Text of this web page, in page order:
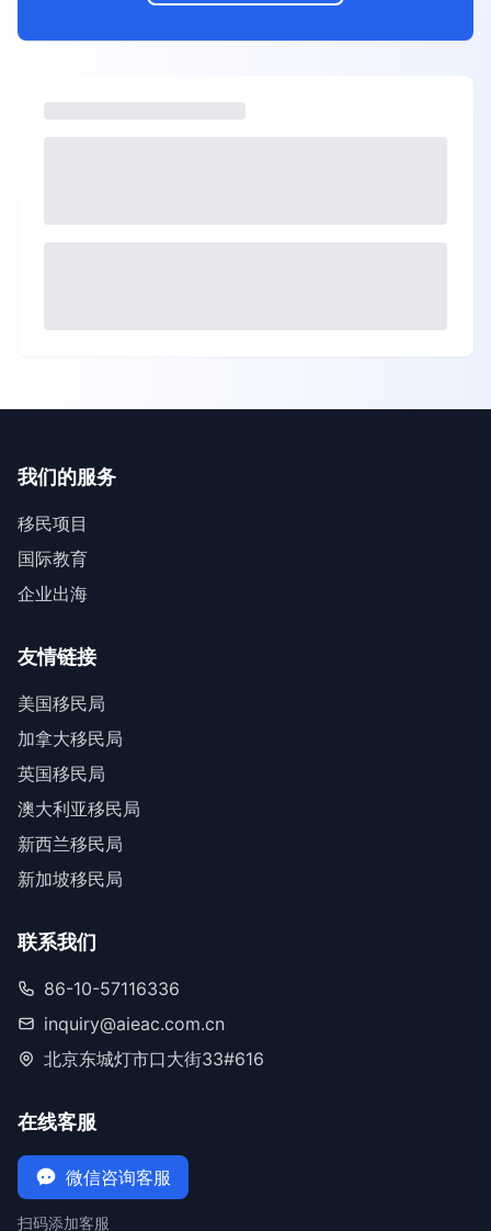
我们的服务
移民项目
国际教育
企业出海
友情链接
美国移民局
加拿大移民局
英国移民局
澳大利亚移民局
新西兰移民局
新加坡移民局
联系我们
86-10-57116336
inquiry@aieac.com.cn
北京东城灯市口大街33#616
在线客服
微信咨询客服
扫码添加客服